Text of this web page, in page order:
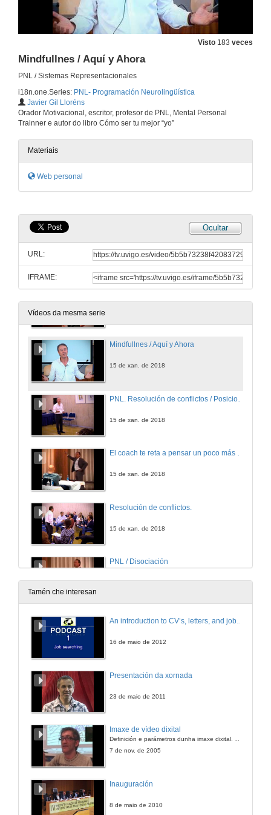
Visto 183 veces
Mindfullnes / Aquí y Ahora
PNL / Sistemas Representacionales
i18n.one.Series: PNL- Programación Neurolingüística
Javier Gil Lloréns
Orador Motivacional, escritor, profesor de PNL, Mental Personal
Trainner e autor do libro Cómo ser tu mejor “yo”
Materiais
Web personal
Ocultar
URL:
IFRAME:
Vídeos da mesma serie
PNL. Asociado / Disociado
Coaching / PNL
15 de xan. de 2018
PNL / Metaprogramas.
15 de xan. de 2018
La PNL observa muy de cerca cosas que la gente no ve.
Mindfullnes / Aquí y Ahora
15 de xan. de 2018
15 de xan. de 2018
El coach te reta a pensar un poco más allá…
15 de xan. de 2018
Resolución de conflictos.
15 de xan. de 2018
PNL / Disociación
15 de xan. de 2018
La PNL me facilitó integrar conceptos
Tamén che interesan
An introduction to CV’s, letters, and job searching
16 de maio de 2012
Presentación da xornada
23 de maio de 2011
Imaxe de vídeo dixital
7 de nov. de 2005
Inauguración
8 de maio de 2010